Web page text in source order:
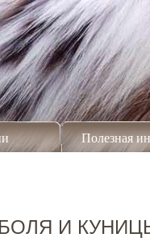
Полезная
И